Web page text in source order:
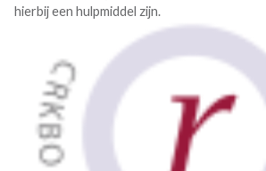
hierbij een hulpmiddel zijn.